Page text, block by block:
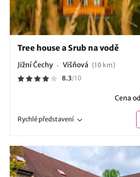
Tree house a Srub na vodě
Jižní Čechy Višňová (10 km)
8.3/10
Cena od
Rychlépředstavení